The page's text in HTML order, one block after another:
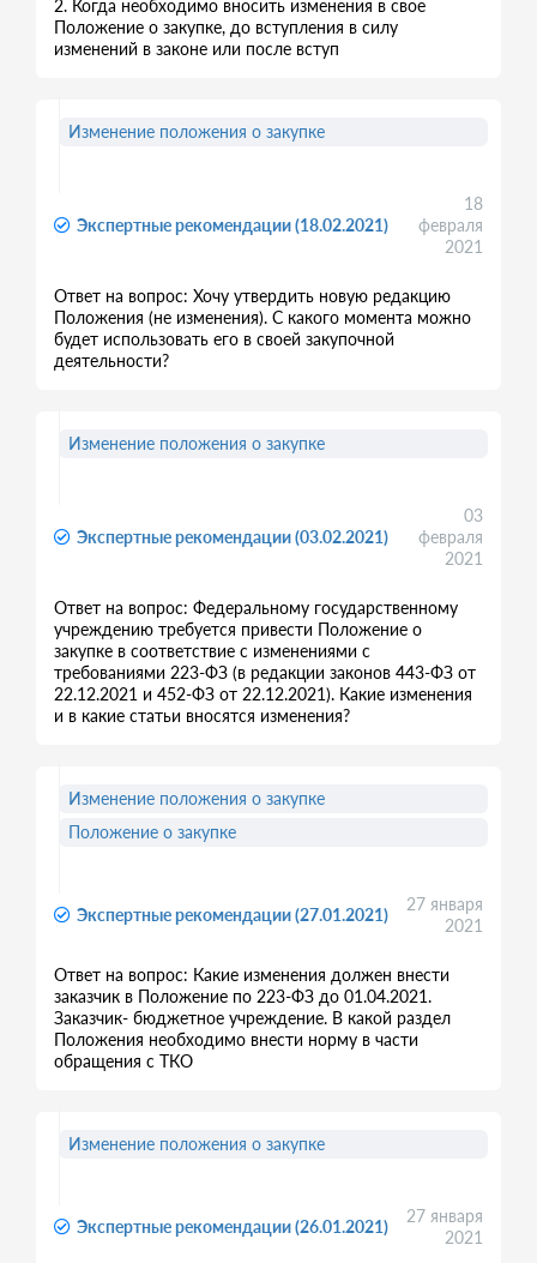
2. Когда необходимо вносить изменения в свое
Положение о закупке, до вступления в силу
изменений в законе или после вступ
Экспертные рекомендации (18.02.2021)
18
февраля
2021
Ответ на вопрос: Хочу утвердить новую редакцию
Положения (не изменения). С какого момента можно
будет использовать его в своей закупочной
деятельности?
Изменение положения о закупке
Экспертные рекомендации (03.02.2021)
03
февраля
2021
Ответ на вопрос: Федеральному государственному
учреждению требуется привести Положение о
закупке в соответствие с изменениями с
требованиями 223-ФЗ (в редакции законов 443-ФЗ от
22.12.2021 и 452-ФЗ от 22.12.2021). Какие изменения
и в какие статьи вносятся изменения?
Изменение положения о закупке
Экспертные рекомендации (27.01.2021)
27 января
2021
Ответ на вопрос: Какие изменения должен внести
заказчик в Положение по 223-ФЗ до 01.04.2021.
Заказчик- бюджетное учреждение. В какой раздел
Положения необходимо внести норму в части
обращения с ТКО
Изменение положения о закупке
Положение о закупке
Экспертные рекомендации (26.01.2021)
27 января
2021
Изменение положения о закупке